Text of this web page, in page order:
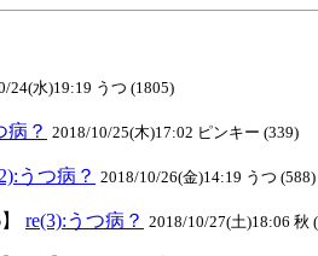
24(水)19:19 うつ (1805)
病？ 2018/10/25(木)17:02 ピンキー (339)
うつ病？ 2018/10/26(金)14:19 うつ (588)
re(3):うつ病？ 2018/10/27(土)18:06 秋